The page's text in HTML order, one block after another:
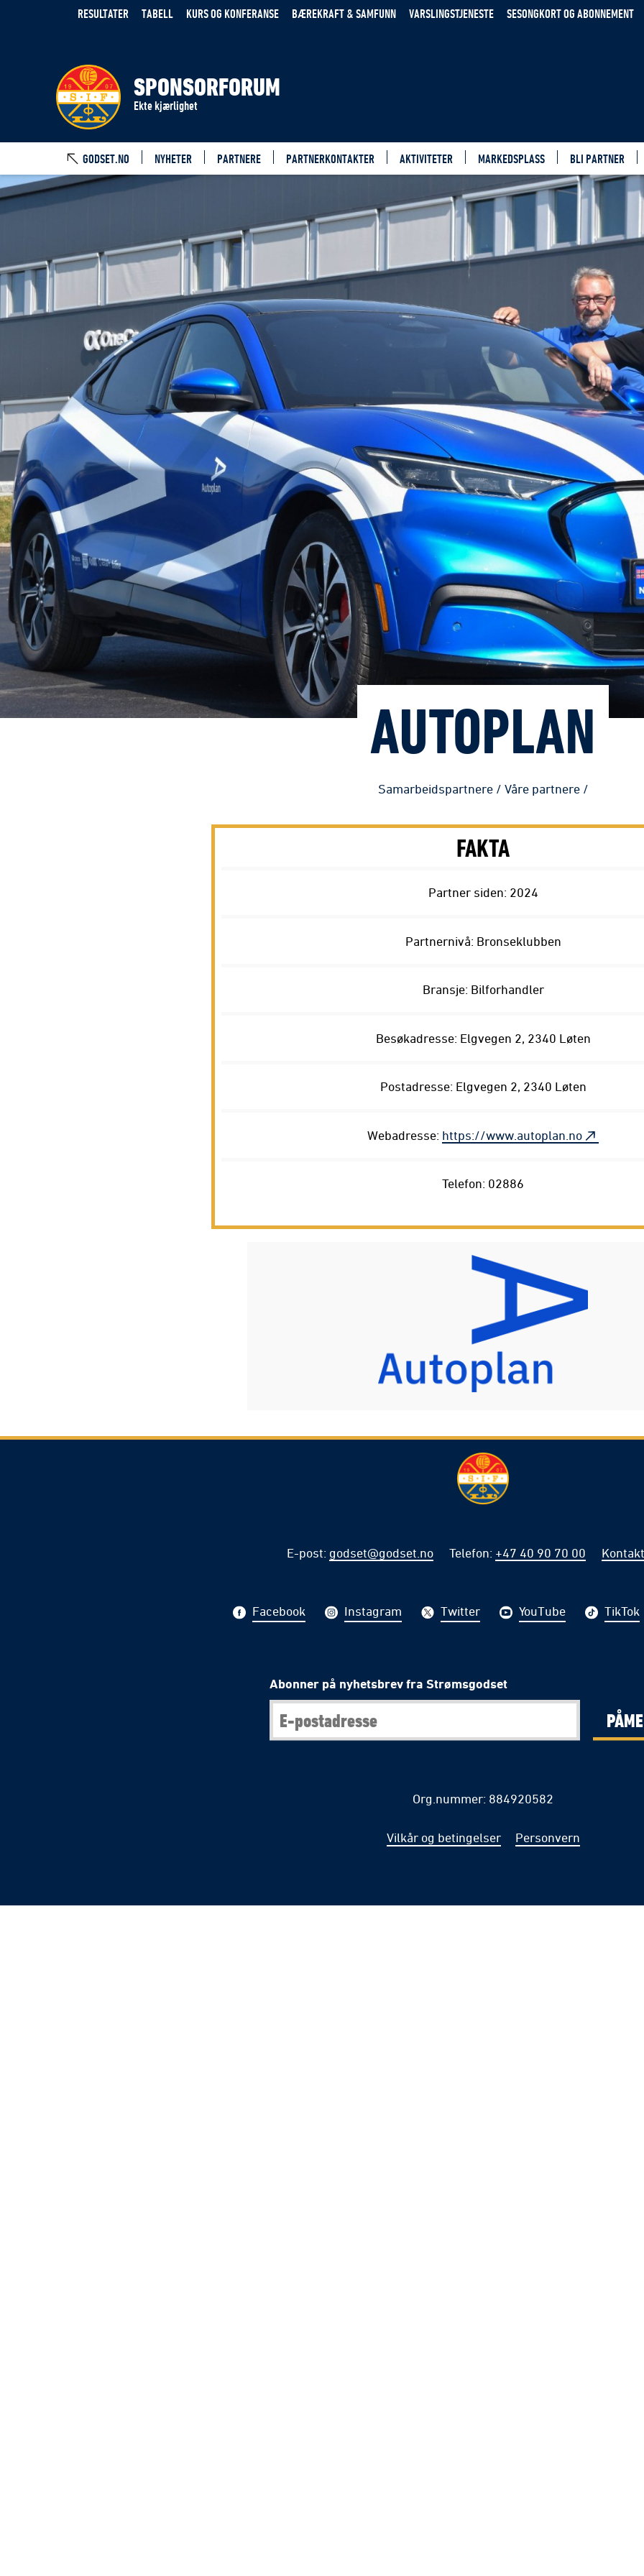
RESULTATER TABELL KURS OG KONFERANSE BÆREKRAFT & SAMFUNN VARSLINGSTJENESTE SESONGKORT OG ABONNEMENT
SPONSORFORUM
Ekte kjærlighet
GODSET.NO NYHETER PARTNERE PARTNERKONTAKTER AKTIVITETER MARKEDSPLASS BLI PARTNER
AUTOPLAN
Samarbeidspartnere / Våre partnere /
FAKTA
Partner siden: 2024
Partnernivå: Bronseklubben
Bransje: Bilforhandler
Besøkadresse: Elgvegen 2, 2340 Løten
Postadresse: Elgvegen 2, 2340 Løten
Webadresse: https://www.autoplan.no
Telefon: 02886
E-post: godset@godset.no Telefon: +47 40 90 70 00
Facebook Instagram Twitter YouTube TikTok
Abonner på nyhetsbrev fra Strømsgodset
Org.nummer: 884920582
Vilkår og betingelser Personvern